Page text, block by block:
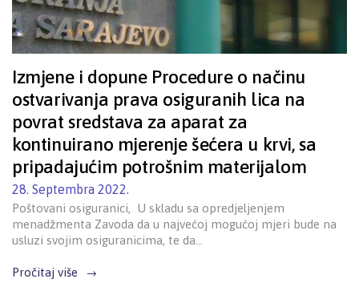
Izmjene i dopune Procedure o načinu
ostvarivanja prava osiguranih lica na
povrat sredstava za aparat za
kontinuirano mjerenje šećera u krvi, sa
pripadajućim potrošnim materijalom
28. Septembra 2022.
Poštovani osiguranici, U skladu sa opredjeljenjem
menadžmenta Zavoda da u najvećoj mogućoj mjeri bude na
usluzi svojim osiguranicima, te da…
Pročitaj više